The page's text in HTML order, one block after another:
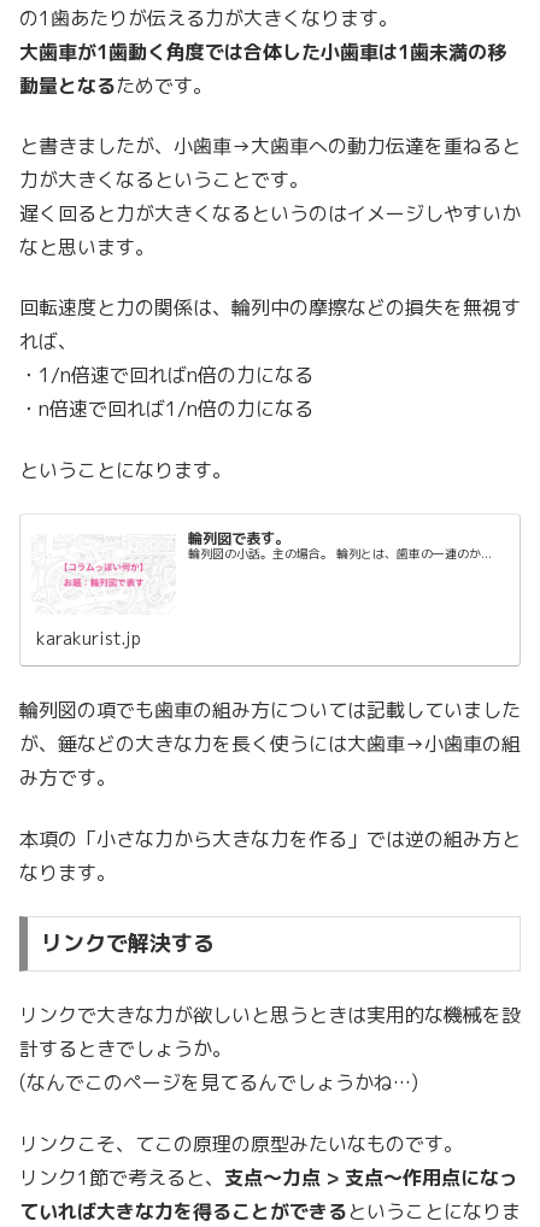
の1歯あたりが伝える力が大きくなります。
大歯車が1歯動く角度では合体した小歯車は1歯未満の移
動量となるためです。
と書きましたが、小歯車→大歯車への動力伝達を重ねると
力が大きくなるということです。
遅く回ると力が大きくなるというのはイメージしやすいか
なと思います。
回転速度と力の関係は、輪列中の摩擦などの損失を無視す
れば、
・1/n倍速で回ればn倍の力になる
・n倍速で回れば1/n倍の力になる
ということになります。
輪列図で表す。
輪列図の小話。主の場合。 輪列とは、歯車の一連のか...
karakurist.jp
輪列図の項でも歯車の組み方については記載していました
が、錘などの大きな力を長く使うには大歯車→小歯車の組
み方です。
本項の「小さな力から大きな力を作る」では逆の組み方と
なります。
リンクで解決する
リンクで大きな力が欲しいと思うときは実用的な機械を設
計するときでしょうか。
(なんでこのページを見てるんでしょうかね…)
リンクこそ、てこの原理の原型みたいなものです。
リンク1節で考えると、 支点〜力点 > 支点〜作用点になっ
ていれば大きな力を得ることができるということになりま